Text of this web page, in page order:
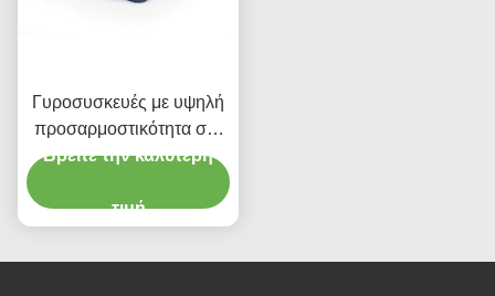
Γυροσυσκευές με υψηλή
προσαρμοστικότητα στο
περιβάλλον
Βρείτε την καλύτερη
τιμή